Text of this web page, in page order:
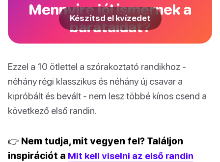
Mennyire jól ismernek a
barátaidat?
Készítsd el kvízedet
Ezzel a 10 ötlettel a szórakoztató randikhoz -
néhány régi klasszikus és néhány új csavar a
kipróbált és bevált - nem lesz többé kínos csend a
következő első randin.
👉 Nem tudja, mit vegyen fel? Találjon
inspirációt a Mit kell viselni az első randin